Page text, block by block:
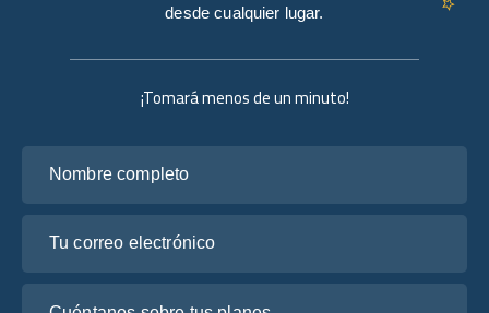
¡Tomará menos de un minuto!
desde cualquier lugar.